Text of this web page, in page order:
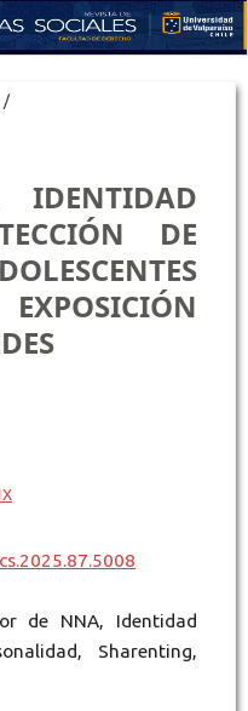
/
DE
de NNA, Identidad
Sharenting,